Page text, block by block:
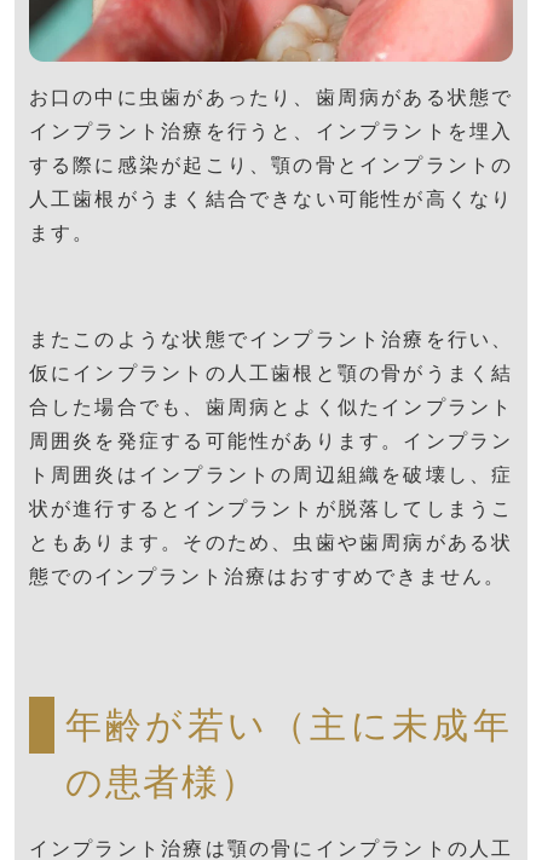
お口の中に虫歯があったり、歯周病がある状態で
インプラント治療を行うと、インプラントを埋入
する際に感染が起こり、顎の骨とインプラントの
人工歯根がうまく結合できない可能性が高くなり
ます。
またこのような状態でインプラント治療を行い、
仮にインプラントの人工歯根と顎の骨がうまく結
合した場合でも、歯周病とよく似たインプラント
周囲炎を発症する可能性があります。インプラン
ト周囲炎はインプラントの周辺組織を破壊し、症
状が進行するとインプラントが脱落してしまうこ
ともあります。そのため、虫歯や歯周病がある状
態でのインプラント治療はおすすめできません。
年齢が若い（主に未成年
の患者様）
インプラント治療は顎の骨にインプラントの人工